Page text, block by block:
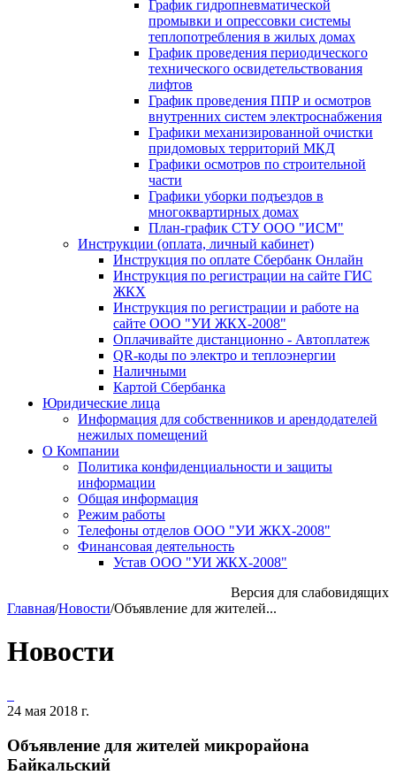
График гидропневматической
промывки и опрессовки системы
теплопотребления в жилых домах
График проведения периодического
технического освидетельствования
лифтов
График проведения ППР и осмотров
внутренних систем электроснабжения
Графики механизированной очистки
придомовых территорий МКД
Графики осмотров по строительной
части
Графики уборки подъездов в
многоквартирных домах
План-график СТУ ООО "ИСМ"
Инструкции (оплата, личный кабинет)
Инструкция по оплате Сбербанк Онлайн
Инструкция по регистрации на сайте ГИС
ЖКХ
Инструкция по регистрации и работе на
сайте ООО "УИ ЖКХ-2008"
Оплачивайте дистанционно - Автоплатеж
QR-коды по электро и теплоэнергии
Наличными
Картой Сбербанка
Юридические лица
Информация для собственников и арендодателей
нежилых помещений
О Компании
Политика конфиденциальности и защиты
информации
Общая информация
Режим работы
Телефоны отделов ООО "УИ ЖКХ-2008"
Финансовая деятельность
Устав ООО "УИ ЖКХ-2008"
Версия для слабовидящих
Главная/Новости/Объявление для жителей...
Новости
24 мая 2018 г.
Объявление для жителей микрорайона
Байкальский